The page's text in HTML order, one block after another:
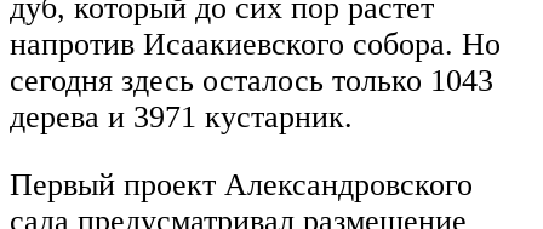
дуб, который до сих пор растет
напротив Исаакиевского собора. Но
сегодня здесь осталось только 1043
дерева и 3971 кустарник.
Первый проект Александровского
сада предусматривал размещение